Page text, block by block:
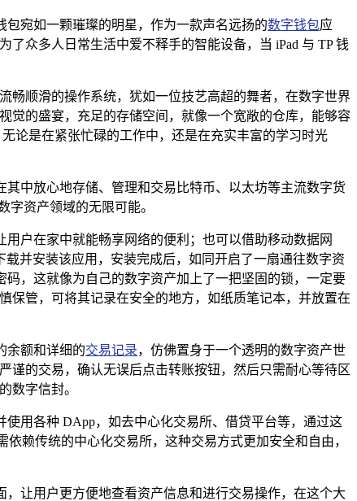
宛如一颗璀璨的明星，作为一款声名远扬的数字钱包应
众多人日常生活中爱不释手的智能设备，当 iPad 与 TP 钱
畅顺滑的操作系统，犹如一位技艺高超的舞者，在数字世界
觉的盛宴，充足的存储空间，就像一个宽敞的仓库，能够容
论是在紧张忙碌的工作中，还是在充实丰富的学习时光
中放心地存储、管理和交易比特币、以太坊等主流数字货
资产领域的无限可能。
户在家中就能畅享网络的便利；也可以借助移动数据网
并安装该应用，安装完成后，如同开启了一扇通往数字资
，这就像为自己的数字资产加上了一把坚固的锁，一定要
保管，可将其记录在安全的地方，如纸质笔记本，并放置在
余额和详细的交易记录，仿佛置身于一个透明的数字资产世
谨的交易，确认无误后点击转账按钮，然后只需耐心等待区
数字信封。
用各种 DApp，如去中心化交易所、借贷平台等，通过这
赖传统的中心化交易所，这种交易方式更加安全和自由，
让用户更方便地查看资产信息和进行交易操作，在这个大